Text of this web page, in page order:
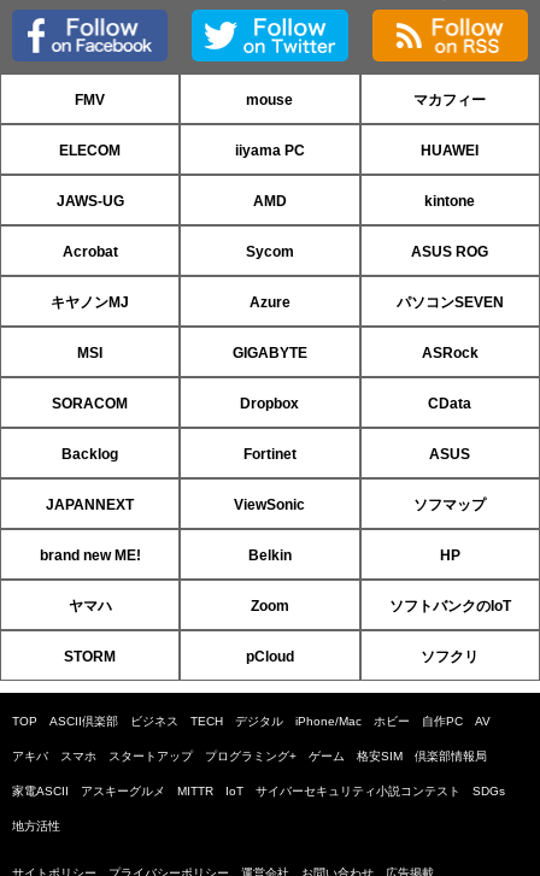
FMV mouse マカフィー
ELECOM iiyama PC HUAWEI
JAWS-UG AMD kintone
Acrobat Sycom ASUS ROG
キヤノンMJ Azure パソコンSEVEN
MSI GIGABYTE ASRock
SORACOM Dropbox CData
Backlog Fortinet ASUS
JAPANNEXT ViewSonic ソフマップ
brand new ME! Belkin HP
ヤマハ Zoom ソフトバンクのIoT
STORM pCloud ソフクリ
TOP ASCII倶楽部 ビジネス TECH デジタル iPhone/Mac ホビー 自作PC AV
アキバ スマホ スタートアップ プログラミング+ ゲーム 格安SIM 倶楽部情報局
家電ASCII アスキーグルメ MITTR IoT サイバーセキュリティ小説コンテスト SDGs
地方活性
サイトポリシー プライバシーポリシー 運営会社 お問い合わせ 広告掲載